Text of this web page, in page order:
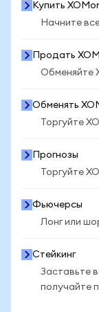
Купить
Начните
Продать
Обменяйте
Обменять
Торгуйте
Прогнозы
Торгуйте
Фьючерсы
Лонг или
Стейкинг
Заставьте
получайте